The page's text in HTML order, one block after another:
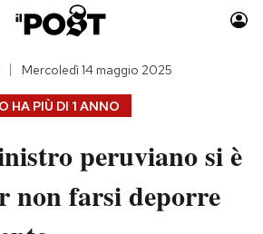
Auto
Moda
Consumismi
HA PIÙ DI 1 ANNO
Mercoledì 14 maggio 2025
peruviano si è
non farsi deporre